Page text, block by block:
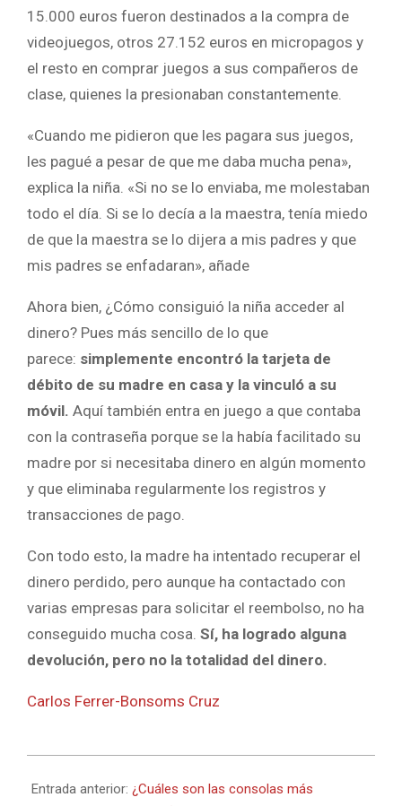
15.000 euros fueron destinados a la compra de
videojuegos, otros 27.152 euros en micropagos y
el resto en comprar juegos a sus compañeros de
clase, quienes la presionaban constantemente.
«Cuando me pidieron que les pagara sus juegos,
les pagué a pesar de que me daba mucha pena»,
explica la niña. «Si no se lo enviaba, me molestaban
todo el día. Si se lo decía a la maestra, tenía miedo
de que la maestra se lo dijera a mis padres y que
mis padres se enfadaran», añade
Ahora bien, ¿Cómo consiguió la niña acceder al
dinero? Pues más sencillo de lo que
parece: simplemente encontró la tarjeta de
débito de su madre en casa y la vinculó a su
móvil. Aquí también entra en juego a que contaba
con la contraseña porque se la había facilitado su
madre por si necesitaba dinero en algún momento
y que eliminaba regularmente los registros y
transacciones de pago.
Con todo esto, la madre ha intentado recuperar el
dinero perdido, pero aunque ha contactado con
varias empresas para solicitar el reembolso, no ha
conseguido mucha cosa. Sí, ha logrado alguna
devolución, pero no la totalidad del dinero.
Carlos Ferrer-Bonsoms Cruz
10-
Entrada anterior: ¿Cuáles son las consolas más